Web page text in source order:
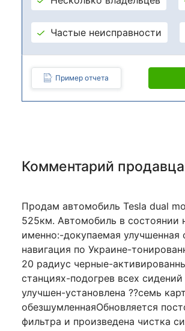
Частые неисправности
Пример отчета
Комментарий продавца
Продам автомобиль Tesla dual
525км. Автомобиль в состоянии
именно:-докупаемая улучшенная
навигация по Украине-
20 радиус черные-
станциях-подогрев всех
улучшен-установлена ??семь
обезшумленнаяОбновляется
фильтра и произведена чистка